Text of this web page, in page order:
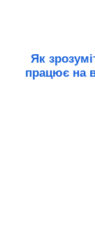
Як
працює на